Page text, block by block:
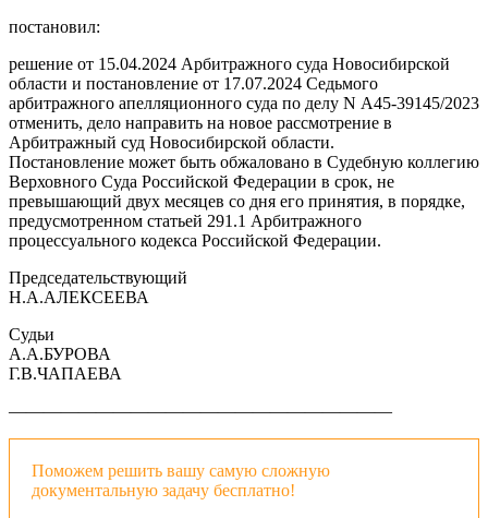
постановил:
решение от 15.04.2024 Арбитражного суда Новосибирской
области и постановление от 17.07.2024 Седьмого
арбитражного апелляционного суда по делу N А45-39145/2023
отменить, дело направить на новое рассмотрение в
Арбитражный суд Новосибирской области.
Постановление может быть обжаловано в Судебную коллегию
Верховного Суда Российской Федерации в срок, не
превышающий двух месяцев со дня его принятия, в порядке,
предусмотренном статьей 291.1 Арбитражного
процессуального кодекса Российской Федерации.
Председательствующий
Н.А.АЛЕКСЕЕВА
Судьи
А.А.БУРОВА
Г.В.ЧАПАЕВА
——————————————————————
Поможем решить вашу самую сложную
документальную задачу бесплатно!